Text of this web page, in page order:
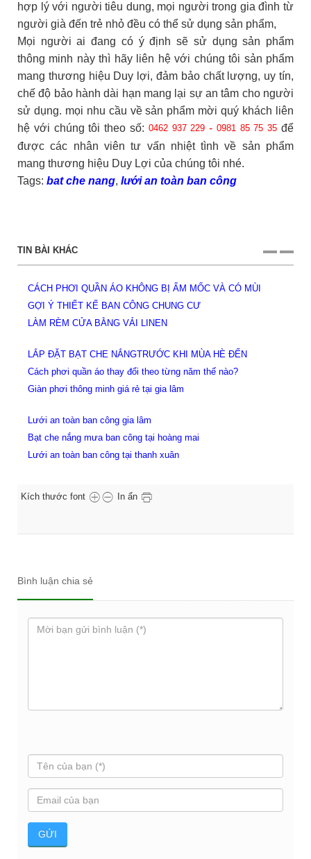
hợp lý với người tiêu dung, mọi người trong gia đình từ
người già đến trẻ nhỏ đều có thể sử dụng sản phẩm,
Mọi người ai đang có ý định sẽ sử dụng sản phẩm
thông minh này thì hãy liên hệ với chúng tôi sản phẩm
mang thương hiệu Duy lợi, đảm bảo chất lượng, uy tín,
chế độ bảo hành dài hạn mang lại sự an tâm cho người
sử dụng. mọi nhu cầu về sản phẩm mời quý khách liên
hệ với chúng tôi theo số: 0462 937 229 - 0981 85 75 35 để
được các nhân viên tư vấn nhiệt tình về sản phẩm
mang thương hiệu Duy Lợi của chúng tôi nhé.
Tags: bat che nang, lưới an toàn ban công
TIN BÀI KHÁC
CÓ MÙI
ĐẾN
Giàn phơi thông minh tại cầu giấy
Lưới an toàn ban công tại cầu giấy
Lưới an toàn ban công tại gia lâm
Giàn phơi thông minh tại gia lâm
Lưới bảo vệ ban công giá rẻ tại hoàng mai
Giàn phơi thông minh giá rẻ tại hoàng mai
Bạt che nắng mưa ban công hoàng mai
Giàn phơi hòa phát giá rẻ hoàng mai
Lưới an toàn ban công tại hoàng mai
Kích thước font In ấn
Bình luận chia sẻ